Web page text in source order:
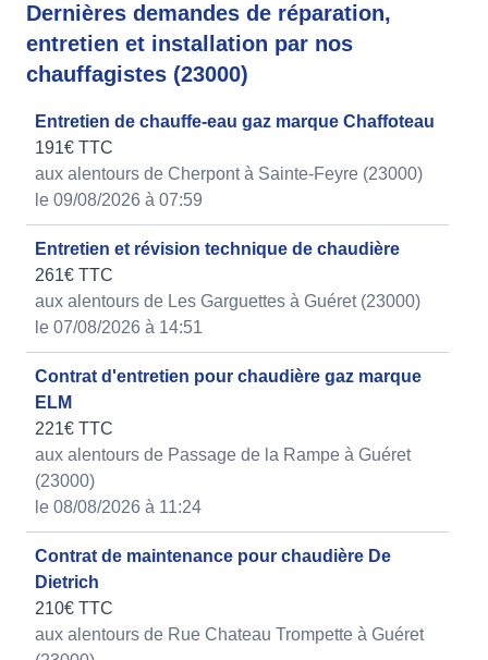
Dernières demandes de réparation,
entretien et installation par nos
chauffagistes (23000)
Entretien de chauffe-eau gaz marque Chaffoteau
191€ TTC
aux alentours de Cherpont à Sainte-Feyre (23000)
le 09/08/2026 à 07:59
Entretien et révision technique de chaudière
261€ TTC
aux alentours de Les Garguettes à Guéret (23000)
le 07/08/2026 à 14:51
Contrat d'entretien pour chaudière gaz marque
ELM
221€ TTC
aux alentours de Passage de la Rampe à Guéret
(23000)
le 08/08/2026 à 11:24
Contrat de maintenance pour chaudière De
Dietrich
210€ TTC
aux alentours de Rue Chateau Trompette à Guéret